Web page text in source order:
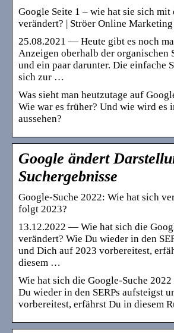
Google Seite 1 – wie hat sie sich mit
verändert? | Ströer Online Marketing
25.08.2021 — Heute gibt es noch
Anzeigen oberhalb der organischen
und ein paar darunter. Die einfache
sich zur …
Was sieht man heutzutage auf
Wie war es früher? Und wie wird es
aussehen?
Google ändert
Suchergebnisse
Google-Suche 2022: Wie hat sich
folgt 2023?
13.12.2022 — Wie hat sich die
verändert? Wie Du wieder in den
und Dich auf 2023 vorbereitest,
diesem …
Wie hat sich die Google-Suche
Du wieder in den SERPs aufsteigst
vorbereitest, erfährst Du in diesem